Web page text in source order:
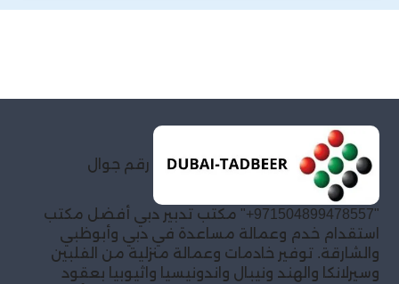
رقم جوال
"971504899478557+" مكتب تدبير دبي أفضل مكتب
استقدام خدم وعمالة مساعدة في دبي وأبوظبي
والشارقة. توفير خادمات وعمالة منزلية من الفلبين
وسيرلانكا والهند ونيبال واندونيسيا واثيوبيا بعقود